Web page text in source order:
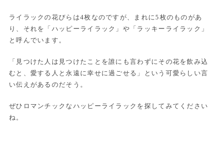
ライラックの花びらは4枚なのですが、まれに5枚のものがあ
り、それを「ハッピーライラック」や「ラッキーライラック」
と呼んでいます。
「見つけた人は見つけたことを誰にも言わずにその花を飲み込
むと、愛する人と永遠に幸せに過ごせる」という可愛らしい言
い伝えがあるのだそう。
ぜひロマンチックなハッピーライラックを探してみてください
ね。